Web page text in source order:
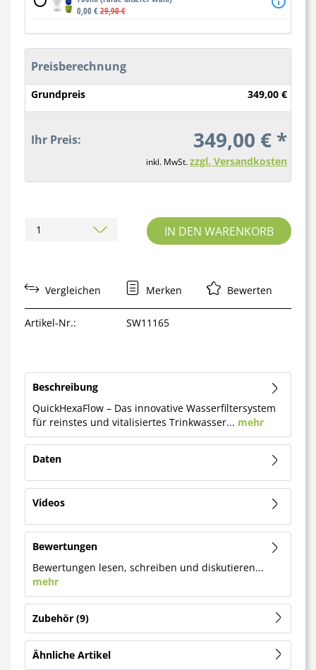
0,00 €29,90 €
Preisberechnung
Grundpreis 349,00 €
Ihr Preis: 349,00 € *
inkl. MwSt.zzgl. Versandkosten
IN DEN WARENKORB
Vergleichen Merken Bewerten
Artikel-Nr.: SW11165
Beschreibung
QuickHexaFlow – Das innovative Wasserfiltersystem
für reinstes und vitalisiertes Trinkwasser... mehr
Daten
Videos
Bewertungen
Bewertungen lesen, schreiben und diskutieren...
mehr
Zubehör 9
Ähnliche Artikel